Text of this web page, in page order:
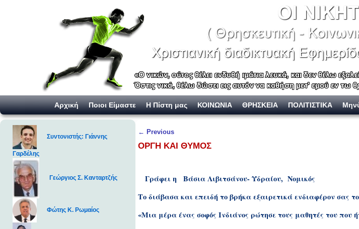
Skip to primary content
Skip to secondary content
Αρχική Ποιοι Είμαστε Η Πίστη μας ΚΟΙΝΩΝΙΑ ΘΡΗΣΚΕΙΑ ΠΟΛΙΤΙΣΤΙΚΑ
Συντονιστής: Γιάννης
Γαρδέλης
Γεώργιος Σ. Κανταρτζής
Φώτης Κ. Ρωμαίος
Post navigation
← Previous
ΟΡΓΗ ΚΑΙ ΘΥΜΟΣ
Γράφει η Βάσια Λιβιτσάνου- Υδραίου, Νομικός
Το διάβασα και επειδή το βρήκα εξαιρετικά ενδιαφέρον σας
«Μια μέρα ένας σοφός Ινδιάνος ρώτησε τους μαθητές του που